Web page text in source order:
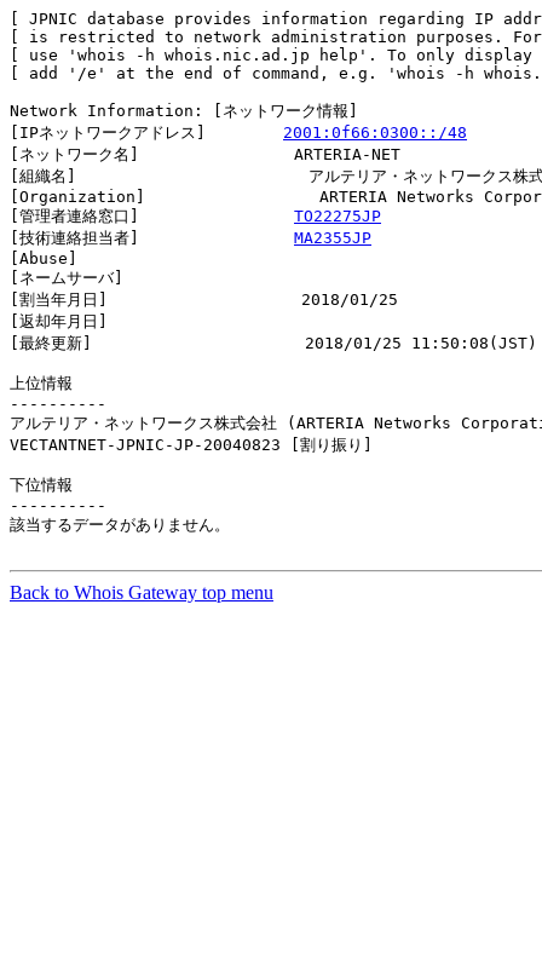
[ JPNIC database provides information regarding IP
[ is restricted to network administration purposes.
[ use 'whois -h whois.nic.ad.jp help'. To only
[ add '/e' at the end of command, e.g. 'whois -h
Network Information: [ネットワーク情報]
[IPネットワークアドレス] 2001:0f66:0300::/48
[ネットワーク名]                ARTERIA-NET
[組織名]                        アルテリア・ネットワークス株式
[Organization]                  ARTERIA Networks
[管理者連絡窓口] TO22275JP
[技術連絡担当者] MA2355JP
[Abuse]
[ネームサーバ]
[割当年月日]                    2018/01/25
[返却年月日]
[最終更新]                      2018/01/25 11:50:08(JST)
上位情報
----------
アルテリア・ネットワークス株式会社 (ARTERIA Networks
VECTANTNET-JPNIC-JP-20040823 [割
下位情報
----------
該当するデータがありません。
Back to Whois Gateway top menu